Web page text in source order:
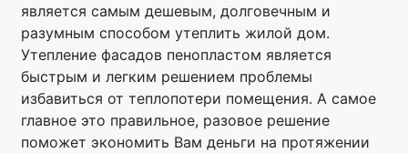
является самым дешевым, долговечным и
разумным способом утеплить жилой дом.
Утепление фасадов пенопластом является
быстрым и легким решением проблемы
избавиться от теплопотери помещения. А самое
главное это правильное, разовое решение
поможет экономить Вам деньги на протяжении